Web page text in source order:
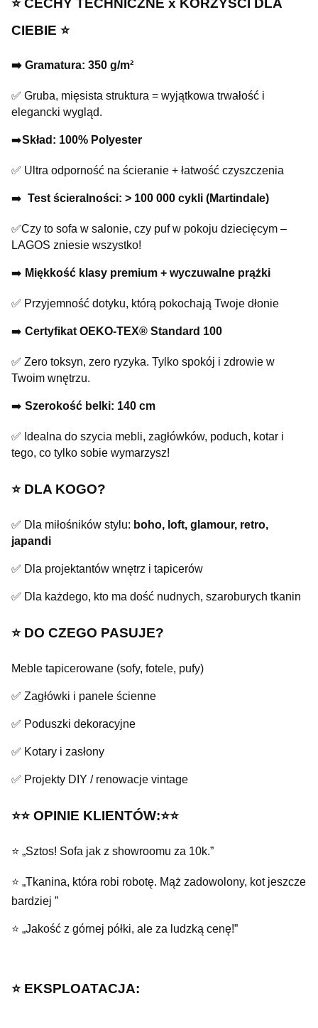
CIEBIE ⭐️
➡️ Gramatura: 350 g/m²
✅ Gruba, mięsista struktura = wyjątkowa trwałość i
elegancki wygląd.
➡️Skład: 100% Polyester
✅ Ultra odporność na ścieranie + łatwość czyszczenia
➡️ Test ścieralności: > 100 000 cykli (Martindale)
✅Czy to sofa w salonie, czy puf w pokoju dziecięcym –
LAGOS zniesie wszystko!
➡️ Miękkość klasy premium + wyczuwalne prążki
✅ Przyjemność dotyku, którą pokochają Twoje dłonie
➡️ Certyfikat OEKO-TEX® Standard 100
✅ Zero toksyn, zero ryzyka. Tylko spokój i zdrowie w
Twoim wnętrzu.
➡️ Szerokość belki: 140 cm
✅ Idealna do szycia mebli, zagłówków, poduch, kotar i
tego, co tylko sobie wymarzysz!
⭐️ DLA KOGO?
✅ Dla miłośników stylu: boho, loft, glamour, retro,
japandi
✅ Dla projektantów wnętrz i tapicerów
✅ Dla każdego, kto ma dość nudnych, szaroburych tkanin
⭐️ DO CZEGO PASUJE?
Meble tapicerowane (sofy, fotele, pufy)
✅ Zagłówki i panele ścienne
✅ Poduszki dekoracyjne
✅ Kotary i zasłony
✅ Projekty DIY / renowacje vintage
⭐️⭐️ OPINIE KLIENTÓW:⭐️⭐️
⭐ „Sztos! Sofa jak z showroomu za 10k.”
⭐ „Tkanina, która robi robotę. Mąż zadowolony, kot jeszcze
bardziej ”
⭐ „Jakość z górnej półki, ale za ludzką cenę!”
⭐️ EKSPLOATACJA: